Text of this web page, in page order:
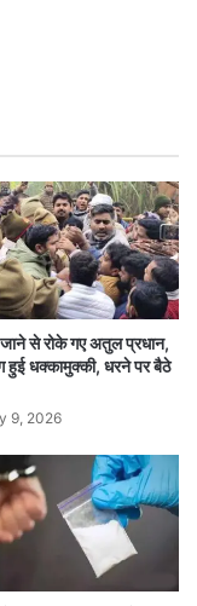
से रोके गए अतुल प्रधान,
हुई धक्कामुक्की, धरने पर बैठे
9, 2026